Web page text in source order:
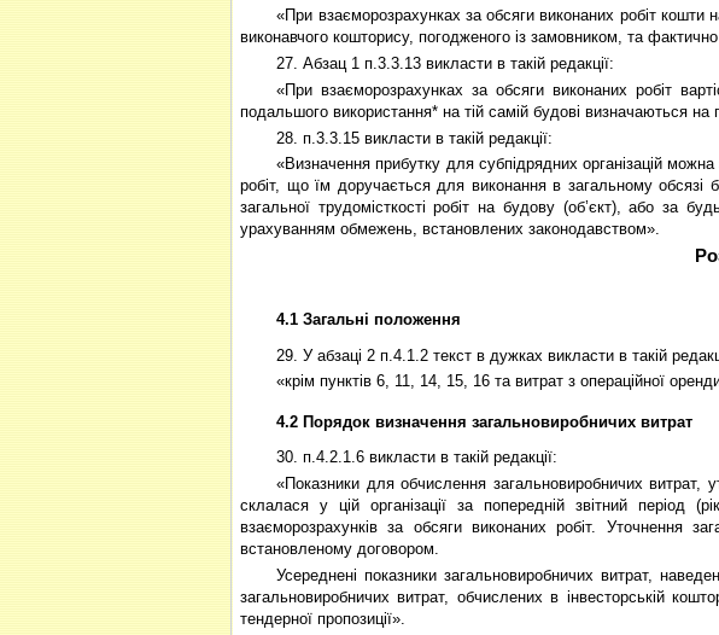
«При взаєморозрахунках за обсяги виконаних робіт кошти
виконавчого кошторису, погодженого із замовником, та
27. Абзац 1 п.3.3.13 викласти в такій редакції:
«При взаєморозрахунках за обсяги виконаних робіт
подальшого використання* на тій самій будові визначаються на
28. п.3.3.15 викласти в такій редакції:
«Визначення прибутку для субпідрядних організацій
робіт, що їм доручається для виконання в загальному обсязі
загальної трудомісткості робіт на будову (об’єкт), або за
урахуванням обмежень, встановлених законодавством».
4.1 Загальні положення
29. У абзаці 2 п.4.1.2 текст в дужках викласти в такій
«крім пунктів 6, 11, 14, 15, 16 та витрат з операційної
4.2 Порядок визначення загальновиробничих витрат
30. п.4.2.1.6 викласти в такій редакції:
«Показники для обчислення загальновиробничих витрат,
склалася у цій організації за попередній звітний період
взаєморозрахунків за обсяги виконаних робіт. Уточнення
встановленому договором.
Усереднені показники загальновиробничих витрат,
загальновиробничих витрат, обчислених в інвесторській
тендерної пропозиції».